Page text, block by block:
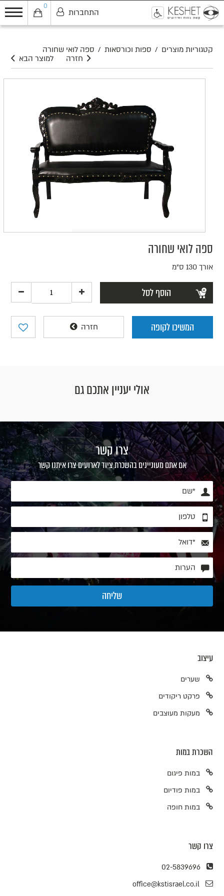
0
התחברות
קטגוריות מוצרים / ספות וכורסאות / ספה לואי שחורה
למוצר הבא
חזרה
ספה לואי שחורה
אורך 130 ס"מ
הוסף לסל
המשיכו לקופה חזרה
אולי יעניין אתכם גם
צרו קשר
אם אתם מעוניינים בהשכרת ציוד לארועים צרו איתנו קשר
עיצוב
שערים
פרקט ריקודים
מעקות מעוצבים
השכרת במות
במות פיגום
במות פודיום
במות חופה
צרו קשר
02-5839696
office@kstisrael.co.il